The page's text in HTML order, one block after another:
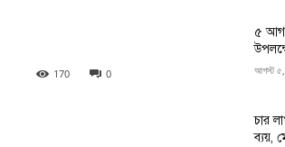
0
170
৫
আগস্ট
চার
ব্যয়,